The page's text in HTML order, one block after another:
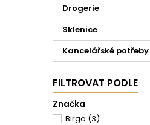
Drogerie
Sklenice
Kancelářské potřeby
FILTROVAT PODLE
Značka
Birgo (3)